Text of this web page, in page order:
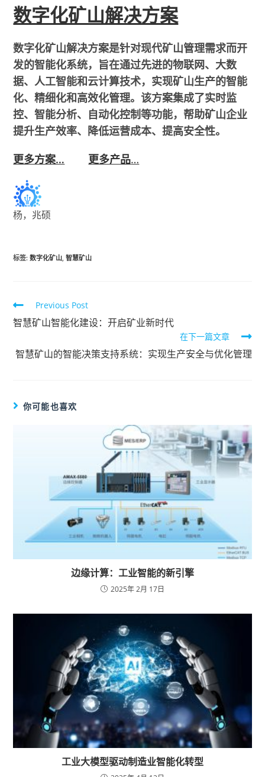
数字化矿山解决方案
数字化矿山解决方案是针对现代矿山管理需求而开
发的智能化系统，旨在通过先进的物联网、大数
据、人工智能和云计算技术，实现矿山生产的智能
化、精细化和高效化管理。该方案集成了实时监
控、智能分析、自动化控制等功能，帮助矿山企业
提升生产效率、降低运营成本、提高安全性。
更多方案…
更多产品…
杨，兆硕
标签:数字化矿山 智慧矿山
Previous Post
智慧矿山智能化建设：开启矿业新时代
在下一篇文章
智慧矿山的智能决策支持系统：实现生产安全与优化管理
你可能也喜欢
边缘计算：工业智能的新引擎
2025年 2月 17日
工业大模型驱动制造业智能化转型